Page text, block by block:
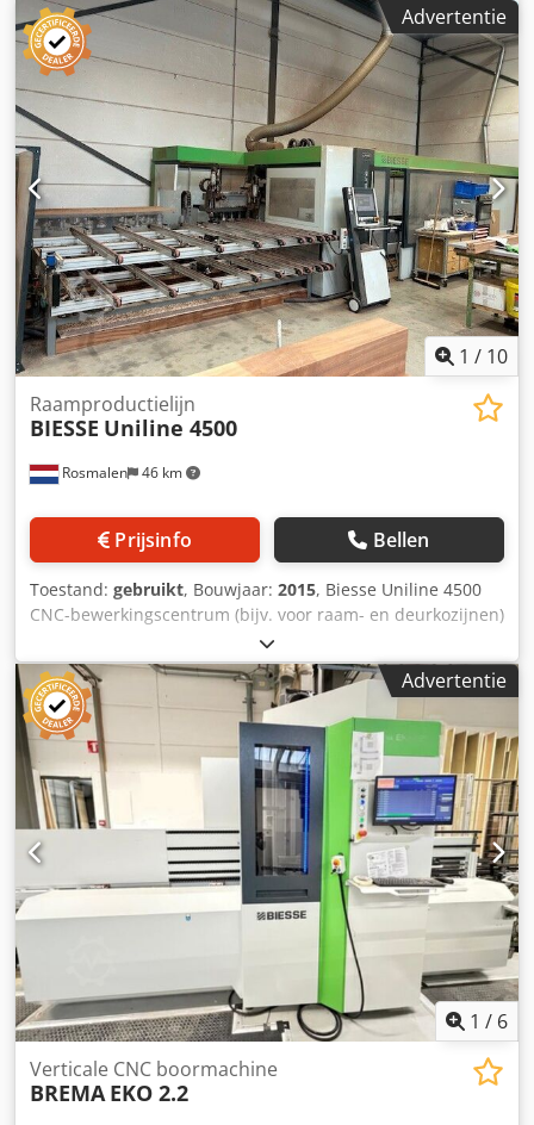
zaaglengte beperkt tot 1.000 mm, maar deze kan worden
verlengd. Technische gegevens: Dodpfx Aajzryuve Hjkr -
Bandlengte: ca. 1.700 mm + 2.700 mm - Zaagbreedte: max.
2.500 mm - Zaaghoogte: max. ca. 80 mm
Advertentie
1 / 10
Rosmalen 46 km
Raamproductielijn
BIESSE Uniline 4500
Prijsinfo Bellen
Toestand: gebruikt, Bouwjaar: 2015, Biesse Uniline 4500
CNC-bewerkingscentrum (bijv. voor raam- en deurkozijnen)
Beschrijving Biesse Uniline 4500 Machinenummer:
1000004833 Dkodpfx Aajzp Hbqe Hjr Bouwjaar: 2015
Bewerkinglengtes: 175 - 4.500 mm Aantal freesmotoren: 1
Motorvermogen: 19,2 kW (25,7 pk) Etikettenprinter: Nee
Gereedschapshouder: HSK 63F Type
gereedschapswisselaar: Vast + verplaatsbaar Aantal
posities in de gereedschapswisselaar: Flexstore, in totaal
44 Software: BiesseWorks Kantoorlicenties: 1 Afscherming:
Ja, compleet (Ondanks onze uiterste zorg kunnen er
wijzigingen, fouten in technische gegevens, prijzen en alle
informatie voorkomen. Er wordt geen garantie gegeven op
de gedrukte gegevens! Beschikbaarheid afhankelijk van
eerdere verkopen.) Prijzen exclusief advertentiekosten
houtbewerkingsmachines uit Nederland.
Advertentie
1 / 6
Verticale CNC boormachine
BREMA EKO 2.2